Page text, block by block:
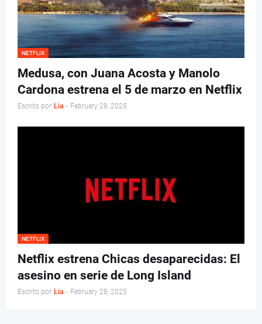
NETFLIX
Medusa, con Juana Acosta y Manolo
Cardona estrena el 5 de marzo en Netflix
Escrito por Lia - February 28, 2025
NETFLIX
Netflix estrena Chicas desaparecidas: El
asesino en serie de Long Island
Escrito por Lia - February 28, 2025